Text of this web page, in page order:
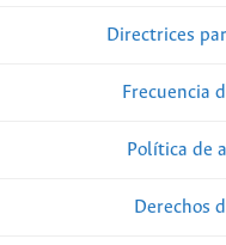
Directrices
Frecuencia
Política de
Derechos